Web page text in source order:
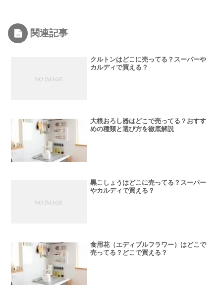
関連記事
クルトンはどこに売ってる？スーパーや
カルディで買える？
大根おろし器はどこで売ってる？おすす
めの種類と選び方を徹底解説
黒こしょうはどこに売ってる？スーパー
やカルディで買える？
食用花（エディブルフラワー）はどこで
売ってる？どこで買える？